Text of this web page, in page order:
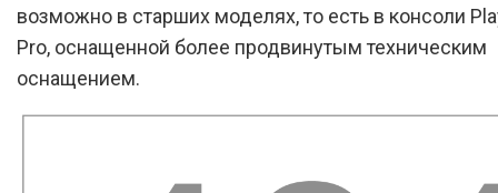
возможно в старших моделях, то есть в консоли
Pro, оснащенной более продвинутым техническим
оснащением.